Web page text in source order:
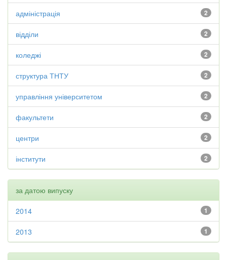
2
адміністрація
2
відділи
2
коледжі
2
структура ТНТУ
2
управління університетом
2
факультети
2
центри
2
інститути
за датою випуску
1
2014
1
2013